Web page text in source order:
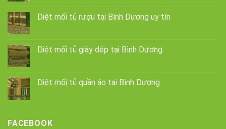
Diệt mối tủ rượu tại Bình Dương uy tín
Diệt mối tủ giày dép tại Bình Dương
Diệt mối tủ quần áo tại Bình Dương
FACEBOOK